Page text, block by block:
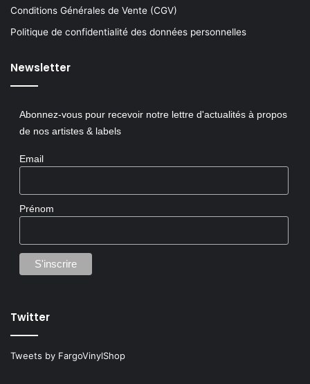
Conditions Générales de Vente (CGV)
Politique de confidentialité des données personnelles
Newsletter
Abonnez-vous pour recevoir notre lettre d'actualités à propos
de nos artistes & labels
Email
Prénom
Twitter
Tweets by FargoVinylShop